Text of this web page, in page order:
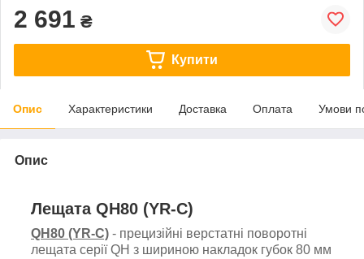
2 691 ₴
Купити
Опис Характеристики Доставка Оплата Умови
Опис
Лещата QH80 (YR-C)
QH80 (YR-C) - прецизійні верстатні поворотні
лещата серії QH з шириною накладок губок 80 мм